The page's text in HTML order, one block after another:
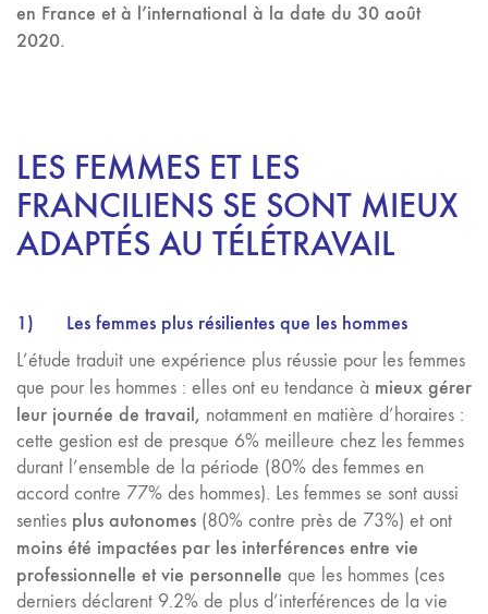
en France et à l’international à la date du 30 août
2020.
LES FEMMES ET LES
FRANCILIENS SE SONT MIEUX
ADAPTÉS AU TÉLÉTRAVAIL
1) Les femmes plus résilientes que les hommes
L’étude traduit une expérience plus réussie pour les femmes
que pour les hommes : elles ont eu tendance à mieux gérer
leur journée de travail, notamment en matière d’horaires :
cette gestion est de presque 6% meilleure chez les femmes
durant l’ensemble de la période (80% des femmes en
accord contre 77% des hommes). Les femmes se sont aussi
senties plus autonomes (80% contre près de 73%) et ont
moins été impactées par les interférences entre vie
professionnelle et vie personnelle que les hommes (ces
derniers déclarent 9.2% de plus d’interférences de la vie